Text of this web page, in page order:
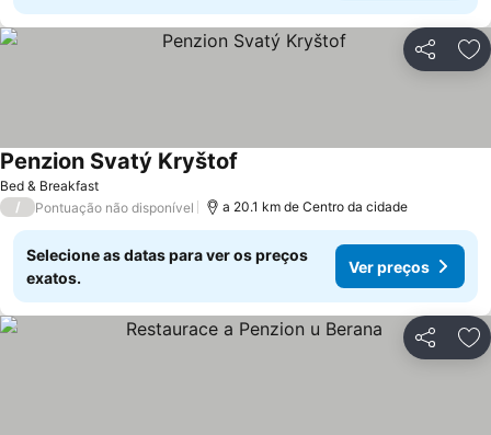
Partilhar
Bed & Breakfast
Penzion Svatý Kryštof
/ Pontuação não disponível a 20.1 km de Centro da cidade
Selecione as datas para ver os preços
exatos.
Ver preços
Partilhar